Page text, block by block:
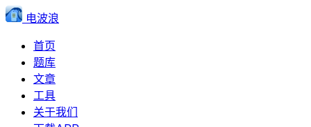
电波浪
首页
题库
文章
工具
关于我们